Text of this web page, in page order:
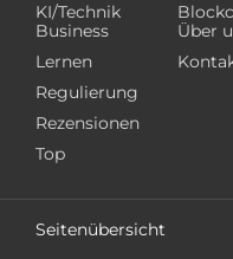
KI/Technik
Business
Lernen
Regulierung
Rezensionen
Top
Über
Seitenübersicht